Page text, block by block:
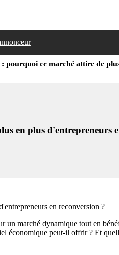
: pourquoi ce marché attire de
en plus d'entrepreneurs
un marché dynamique tout en
économique peut-il offrir ? Et